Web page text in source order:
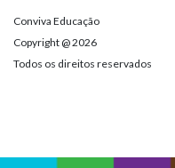
Conviva Educação
Copyright @ 2026
Todos os direitos reservados